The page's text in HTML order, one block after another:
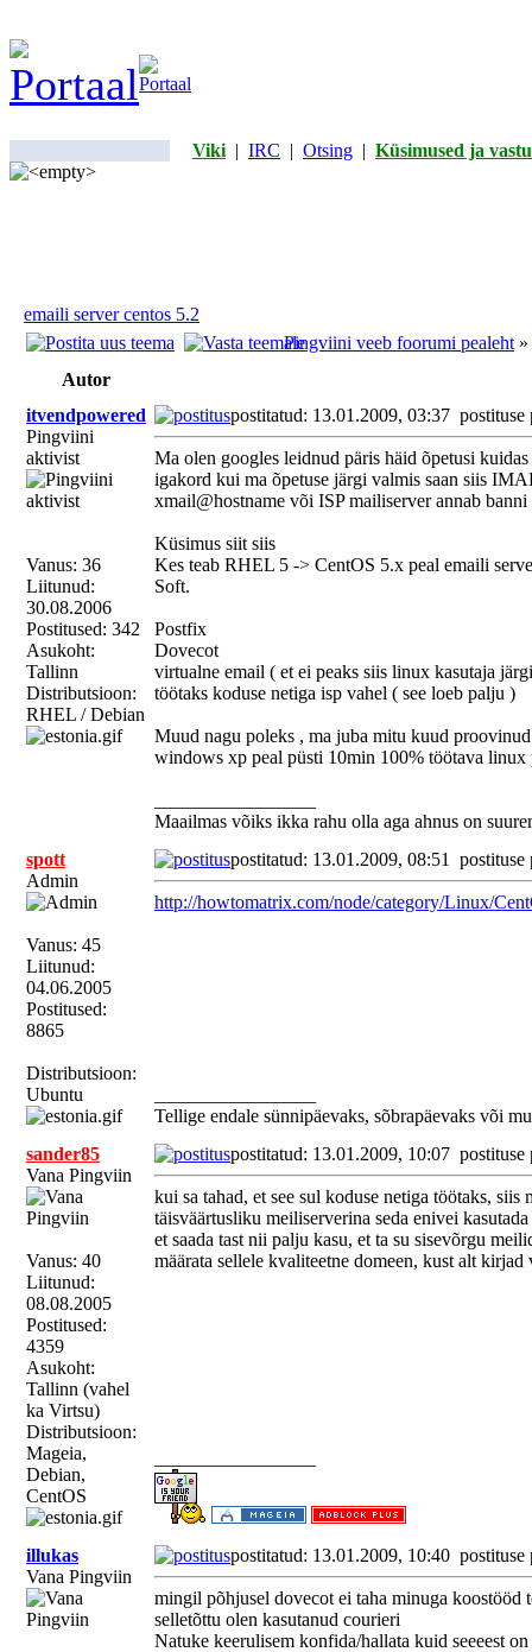
Viki | IRC | Otsing | Küsimused ja
emaili server centos 5.2
Pingviini veeb foorumi pealeht »
Autor
itvendpowered
Pingviini
aktivist
Vanus: 36
Liitunud:
30.08.2006
Postitused: 342
Asukoht:
Tallinn
Distributsioon:
RHEL / Debian
postitatud: 13.01.2009, 03:37
Ma olen googles leidnud päris häid õpetusi
igakord kui ma õpetuse järgi valmis saan siis
xmail@hostname või ISP mailiserver annab
Küsimus siit siis
Kes teab RHEL 5 -> CentOS 5.x peal emaili
Soft.
Postfix
Dovecot
virtualne email ( et ei peaks siis linux kasutaja
töötaks koduse netiga isp vahel ( see loeb palju )
Muud nagu poleks , ma juba mitu kuud proovinud
windows xp peal püsti 10min 100% töötava linux
Maailmas võiks ikka rahu olla aga ahnus on
spott
Admin
Vanus: 45
Liitunud:
04.06.2005
Postitused:
8865
Distributsioon:
Ubuntu
postitatud: 13.01.2009, 08:51
http://howtomatrix.com/node/category/Linux/
Tellige endale sünnipäevaks, sõbrapäevaks või
sander85
Vana Pingviin
Vanus: 40
Liitunud:
08.08.2005
Postitused:
4359
Asukoht:
Tallinn (vahel
ka Virtsu)
Distributsioon:
Mageia,
Debian,
CentOS
postitatud: 13.01.2009, 10:07
kui sa tahad, et see sul koduse netiga töötaks,
täisväärtusliku meiliserverina seda enivei kasutada
et saada tast nii palju kasu, et ta su sisevõrgu
määrata sellele kvaliteetne domeen, kust alt
illukas
Vana Pingviin
postitatud: 13.01.2009, 10:40
mingil põhjusel dovecot ei taha minuga
selletõttu olen kasutanud courieri
Natuke keerulisem konfida/hallata kuid seeeest